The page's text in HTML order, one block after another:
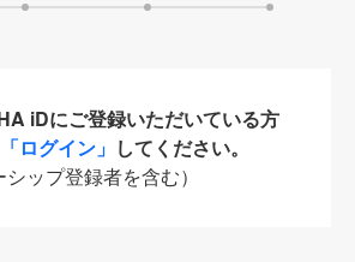
iDにご登録いただいている方
「ログイン」 してください。
シップ登録者を含む）